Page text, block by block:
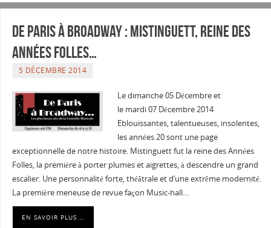
De Paris à Broadway : Mistinguett, Reine des
Années Folles…
5 DÉCEMBRE 2014
Le dimanche 05 Décembre et
le mardi 07 Décembre 2014
Eblouissantes, talentueuses, insolentes,
les années 20 sont une page
exceptionnelle de notre histoire. Mistinguett fut la reine des Années
Folles, la première à porter plumes et aigrettes, à descendre un grand
escalier. Une personnalité forte, théâtrale et d’une extrême modernité.
La première meneuse de revue façon Music-hall…
EN SAVOIR PLUS …